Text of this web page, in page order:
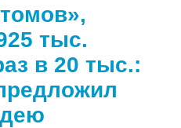
тыс.
в 20 тыс.: